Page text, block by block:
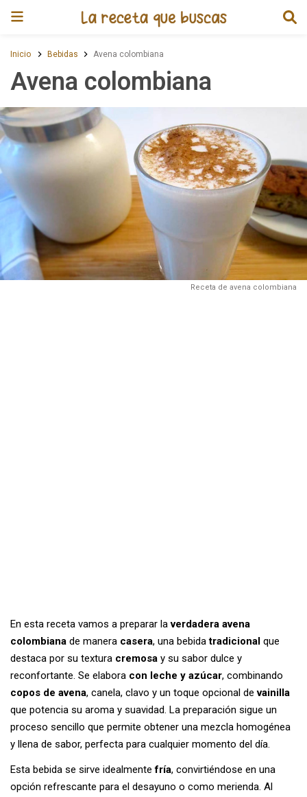
Inicio Bebidas Avena colombiana
Avena colombiana
Receta de avena colombiana
En esta receta vamos a preparar laverdadera avena
colombiana de manera casera, una bebidatradicional que
destaca por su textura cremosa y su sabor dulce y
reconfortante. Se elabora con leche y azúcar, combinando
copos de avena, canela, clavo y un toque opcional devainilla
que potencia su aroma y suavidad. La preparación sigue un
proceso sencillo que permite obtener una mezcla homogénea
y llena de sabor, perfecta para cualquier momento del día.
Esta bebida se sirve idealmentefría, convirtiéndose en una
opción refrescante para el desayuno o como merienda. Al